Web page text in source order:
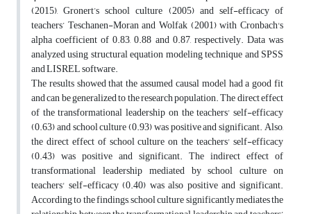
(2015), Gronert’s school culture (2005) and self-efficacy of
teachers’ Teschanen-Moran and Wolfak (2001) with Cronbach's
alpha coefficient of 0.83, 0.88 and 0.87, respectively. Data was
analyzed using structural equation modeling technique and SPSS
and LISREL software.
The results showed that the assumed causal model had a good fit
and can be generalized to the research population. The direct effect
of the transformational leadership on the teachers' self-efficacy
(0.63) and school culture (0.93) was positive and significant. Also,
the direct effect of school culture on the teachers' self-efficacy
(0.43) was positive and significant. The indirect effect of
transformational leadership mediated by school culture on
teachers' self-efficacy (0.40) was also positive and significant.
According to the findings, school culture significantly mediates the